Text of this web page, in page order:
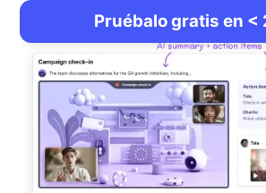
Pruébalo gratis en <